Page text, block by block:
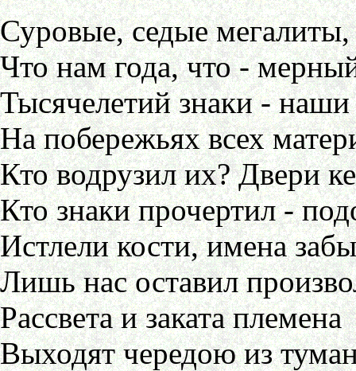
Суровые, седые мегалиты,
Что нам года, что -
Тысячелетий знаки -
На побережьях всех
Кто водрузил их? Двери
Кто знаки прочертил -
Истлели кости, имена
Лишь нас оставил
Рассвета и заката племена
Выходят чередою из